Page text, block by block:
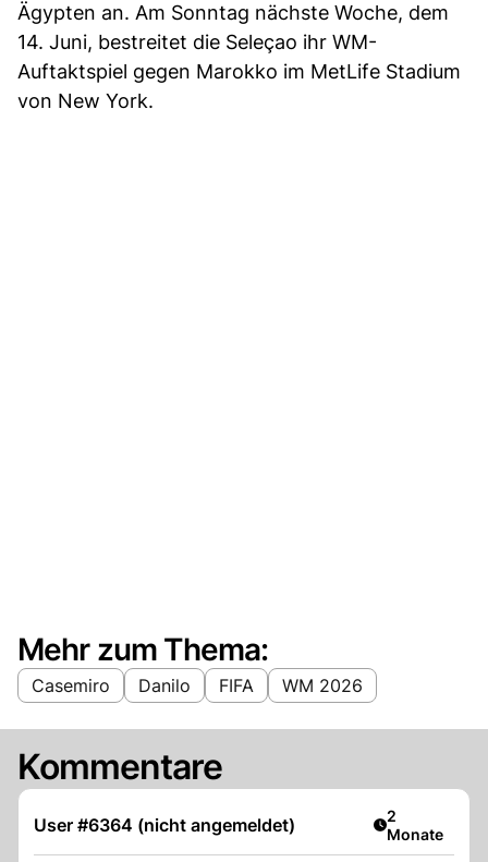
Ägypten an. Am Sonntag nächste Woche, dem
14. Juni, bestreitet die Seleçao ihr WM-
Auftaktspiel gegen Marokko im MetLife Stadium
von New York.
Mehr zum Thema:
Casemiro Danilo FIFA WM 2026
Kommentare
User #6364 (nicht angemeldet) Artikel
2
Monate